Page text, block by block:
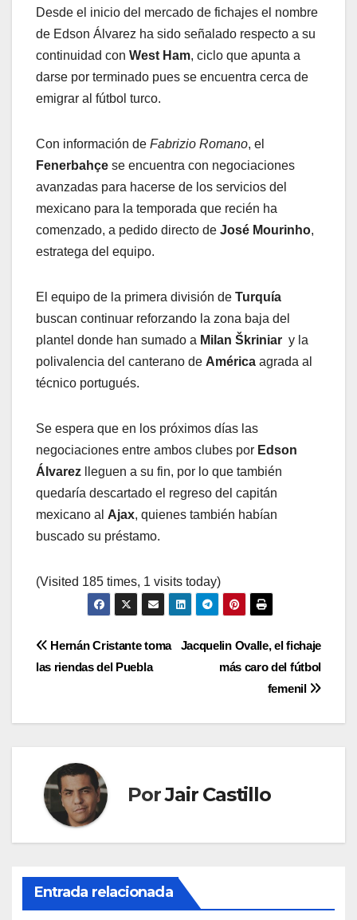
Desde el inicio del mercado de fichajes el nombre
de Edson Álvarez ha sido señalado respecto a su
continuidad con West Ham, ciclo que apunta a
darse por terminado pues se encuentra cerca de
emigrar al fútbol turco.
Con información de Fabrizio Romano, el
Fenerbahçe se encuentra con negociaciones
avanzadas para hacerse de los servicios del
mexicano para la temporada que recién ha
comenzado, a pedido directo de José Mourinho,
estratega del equipo.
El equipo de la primera división de Turquía
buscan continuar reforzando la zona baja del
plantel donde han sumado a Milan Škriniar y la
polivalencia del canterano de América agrada al
técnico portugués.
Se espera que en los próximos días las
negociaciones entre ambos clubes por Edson
Álvarez lleguen a su fin, por lo que también
quedaría descartado el regreso del capitán
mexicano al Ajax, quienes también habían
buscado su préstamo.
(Visited 185 times, 1 visits today)
Navegación
entradas
Jacquelin Ovalle, el fichaje
más caro del fútbol
femenil
Hernán Cristante toma
las riendas del Puebla
PorJair Castillo
Entrada relacionada